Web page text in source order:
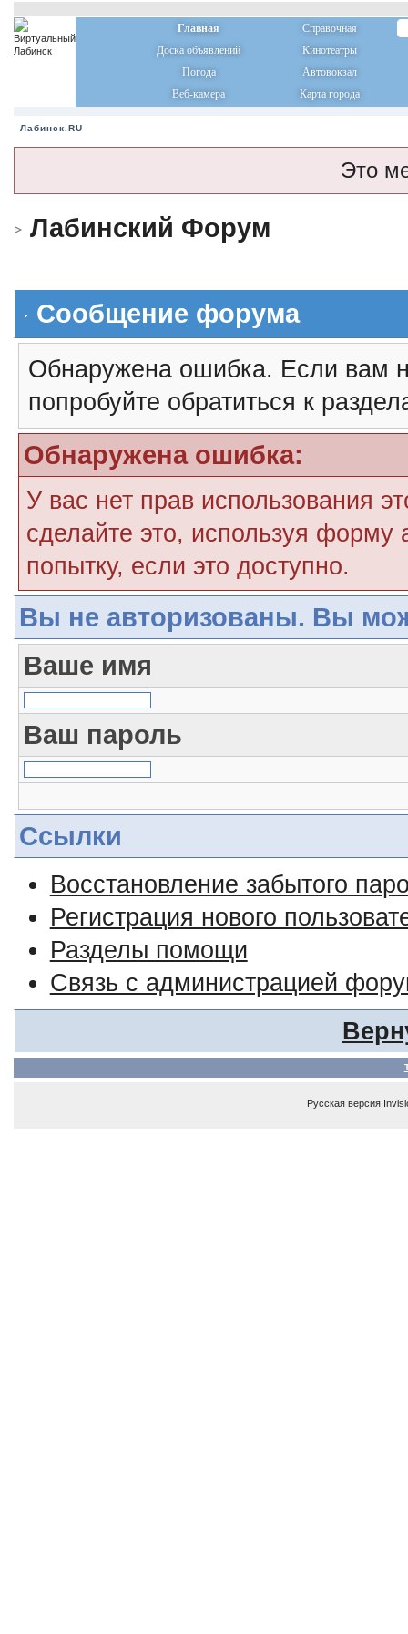
Главная
Справочная
Доска объявлений
Кинотеатры
Погода
Автовокзал
Веб-камера
Карта города
Лабинск.RU
Это
Лабинский Форум
Сообщение форума
Обнаружена ошибка. Если вам
попробуйте обратиться к
Обнаружена ошибка:
У вас нет прав использования
сделайте это, используя форму
попытку, если это доступно.
Вы не авторизованы. Вы
Ваше имя
Ваш пароль
Ссылки
Восстановление забытого
Регистрация нового
Разделы помощи
Связь с администрацией
Русская версия